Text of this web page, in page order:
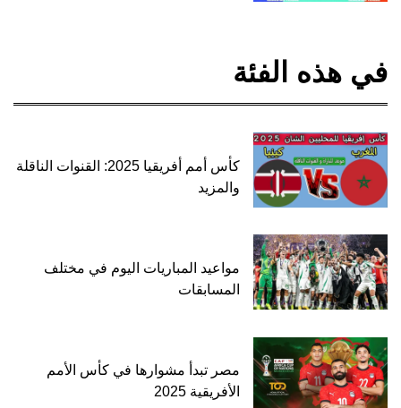
في هذه الفئة
كأس أمم أفريقيا 2025: القنوات الناقلة
والمزيد
مواعيد المباريات اليوم في مختلف
المسابقات
مصر تبدأ مشوارها في كأس الأمم
الأفريقية 2025